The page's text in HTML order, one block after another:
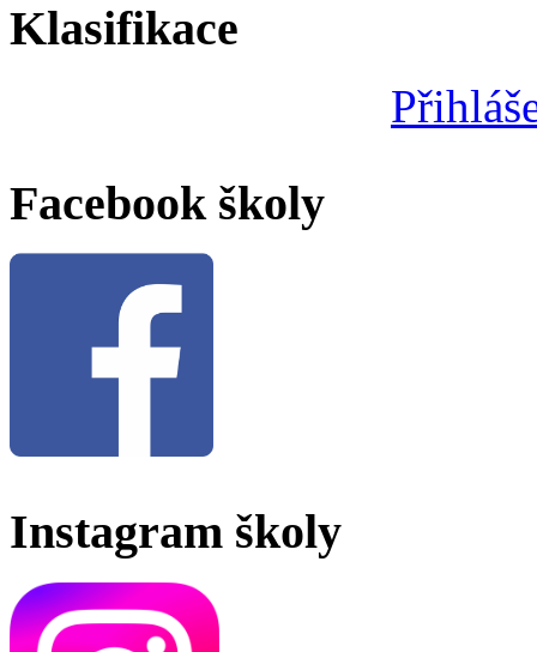
Klasifikace
Facebook školy
Instagram školy